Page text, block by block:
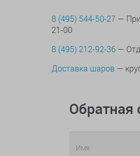
8 (495) 544-50-27 —
21-00
8 (495) 212-92-36 —
Доставка шаров —
Обратная